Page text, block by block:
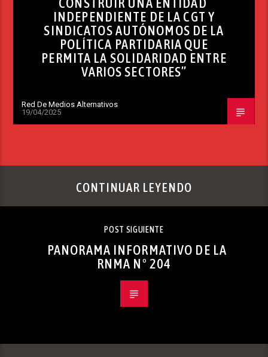
CONSTRUIR UNA ENTIDAD
INDEPENDIENTE DE LA CGT Y
SINDICATOS AUTÓNOMOS DE LA
POLÍTICA PARTIDARIA QUE
PERMITA LA SOLIDARIDAD ENTRE
VARIOS SECTORES”
Red De Medios Alternativos
19/04/2025
CONTINUAR LEYENDO
POST SIGUIENTE
PANORAMA INFORMATIVO DE LA
RNMA Nº 204